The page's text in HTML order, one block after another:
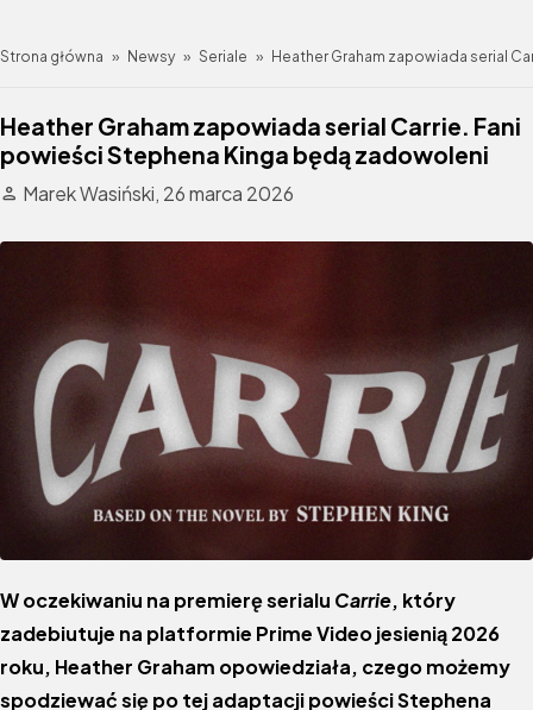
Strona główna » Newsy » Seriale » Heather Graham zapowiada serial
Heather Graham zapowiada serial Carrie. Fani
powieści Stephena Kinga będą zadowoleni
Marek Wasiński, 26 marca 2026
W oczekiwaniu na premierę serialu Carrie, który
zadebiutuje na platformie Prime Video jesienią 2026
roku, Heather Graham opowiedziała, czego możemy
spodziewać się po tej adaptacji powieści Stephena